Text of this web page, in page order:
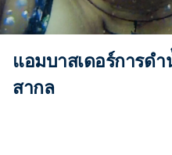
แอมบาสเดอร์การด
สากล